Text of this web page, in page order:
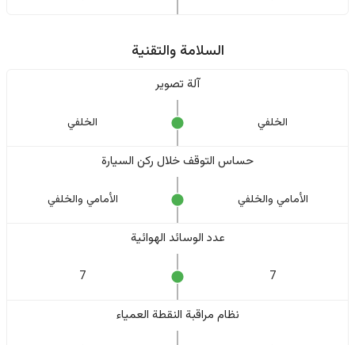
السلامة والتقنية
آلة تصوير
الخلفي الخلفي
حساس التوقف خلال ركن السيارة
الأمامي والخلفي الأمامي والخلفي
عدد الوسائد الهوائية
7
7
نظام مراقبة النقطة العمياء